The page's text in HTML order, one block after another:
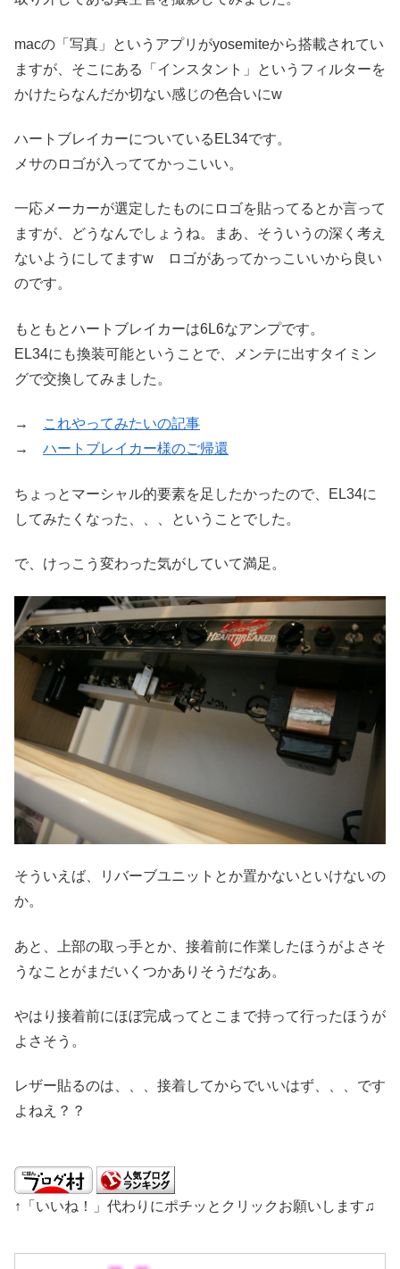
macの「写真」というアプリがyosemiteから搭載されてい
ますが、そこにある「インスタント」というフィルターを
かけたらなんだか切ない感じの色合いにw
ハートブレイカーについているEL34です。
メサのロゴが入っててかっこいい。
一応メーカーが選定したものにロゴを貼ってるとか言って
ますが、どうなんでしょうね。まあ、そういうの深く考え
ないようにしてますw ロゴがあってかっこいいから良い
のです。
もともとハートブレイカーは6L6なアンプです。
EL34にも換装可能ということで、メンテに出すタイミン
グで交換してみました。
→
これやってみたいの記事
→ ハートブレイカー様のご帰還
ちょっとマーシャル的要素を足したかったので、EL34に
してみたくなった、、、ということでした。
で、けっこう変わった気がしていて満足。
そういえば、リバーブユニットとか置かないといけないの
か。
あと、上部の取っ手とか、接着前に作業したほうがよさそ
うなことがまだいくつかありそうだなあ。
やはり接着前にほぼ完成ってとこまで持って行ったほうが
よさそう。
レザー貼るのは、、、接着してからでいいはず、、、です
よねえ？？
↑「いいね！」代わりにポチッとクリックお願いします♫